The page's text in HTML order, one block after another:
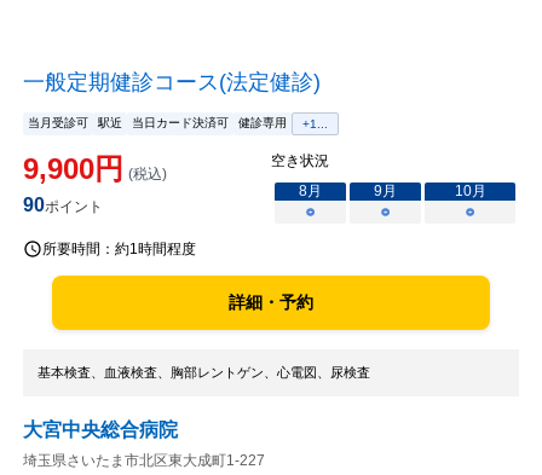
一般定期健診コース(法定健診)
当月受診可 駅近 当日カード決済可 健診専用 +1...
9,900円 (税込)
90ポイント
空き状況
8月 9月 10月
○
○ ○
所要時間： 約1時間程度
詳細・予約
基本検査、血液検査、胸部レントゲン、心電図、尿検査
大宮中央総合病院
埼玉県さいたま市北区東大成町1-227